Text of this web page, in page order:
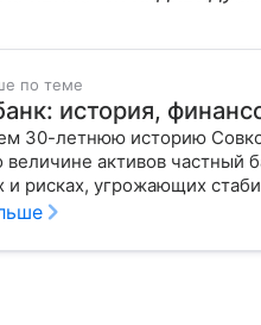
по теме
история,
30-летнюю историю
величине активов
и рисках, угрожающих